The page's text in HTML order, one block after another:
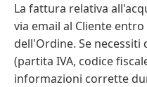
La fattura relativa
via email al Cliente
dell'Ordine. Se
(partita IVA, codice
informazioni corrette